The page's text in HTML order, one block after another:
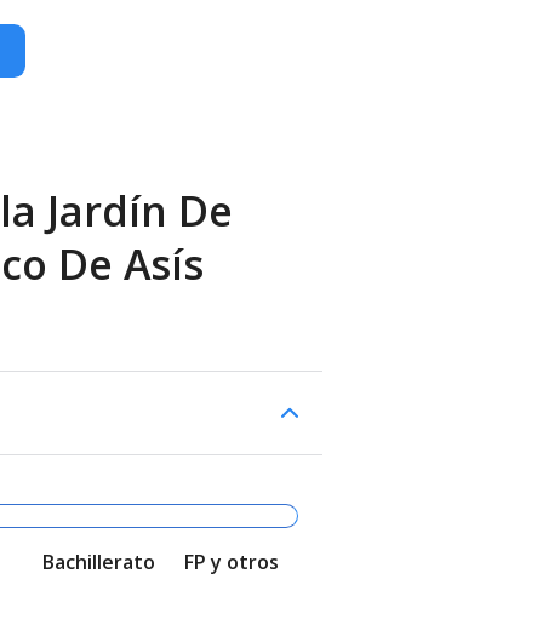
Jardín De
De Asís
Bachillerato FP y otros